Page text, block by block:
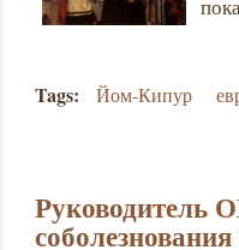
Tags: Йом-Кипур
Руководитель